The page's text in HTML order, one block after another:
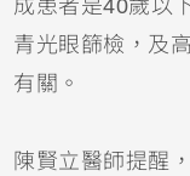
成患者是40歲以
青光眼篩檢，及
有關。
陳賢立醫師提醒